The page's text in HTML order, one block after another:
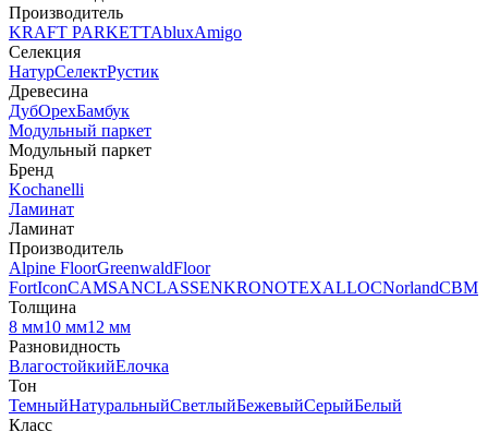
Производитель
KRAFT PARKETTAbluxAmigo
Селекция
НатурСелектРустик
Древесина
ДубОрехБамбук
Модульный паркет
Модульный паркет
Бренд
Kochanelli
Ламинат
Ламинат
Производитель
Alpine FloorGreenwaldFloor
FortIconCAMSANCLASSENKRONOTEXALLOCNorlandCBM
Толщина
8 мм10 мм12 мм
Разновидность
ВлагостойкийЕлочка
Тон
ТемныйНатуральныйСветлыйБежевыйСерыйБелый
Класс